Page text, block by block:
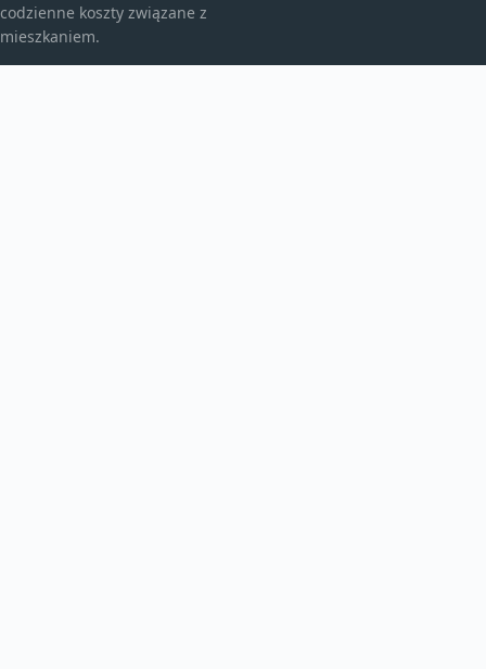
codzienne koszty związane z
mieszkaniem.